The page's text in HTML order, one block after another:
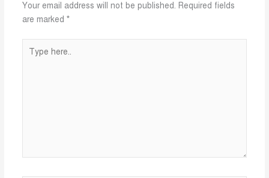
Your email address will not be published. Required fields
are marked *
here..